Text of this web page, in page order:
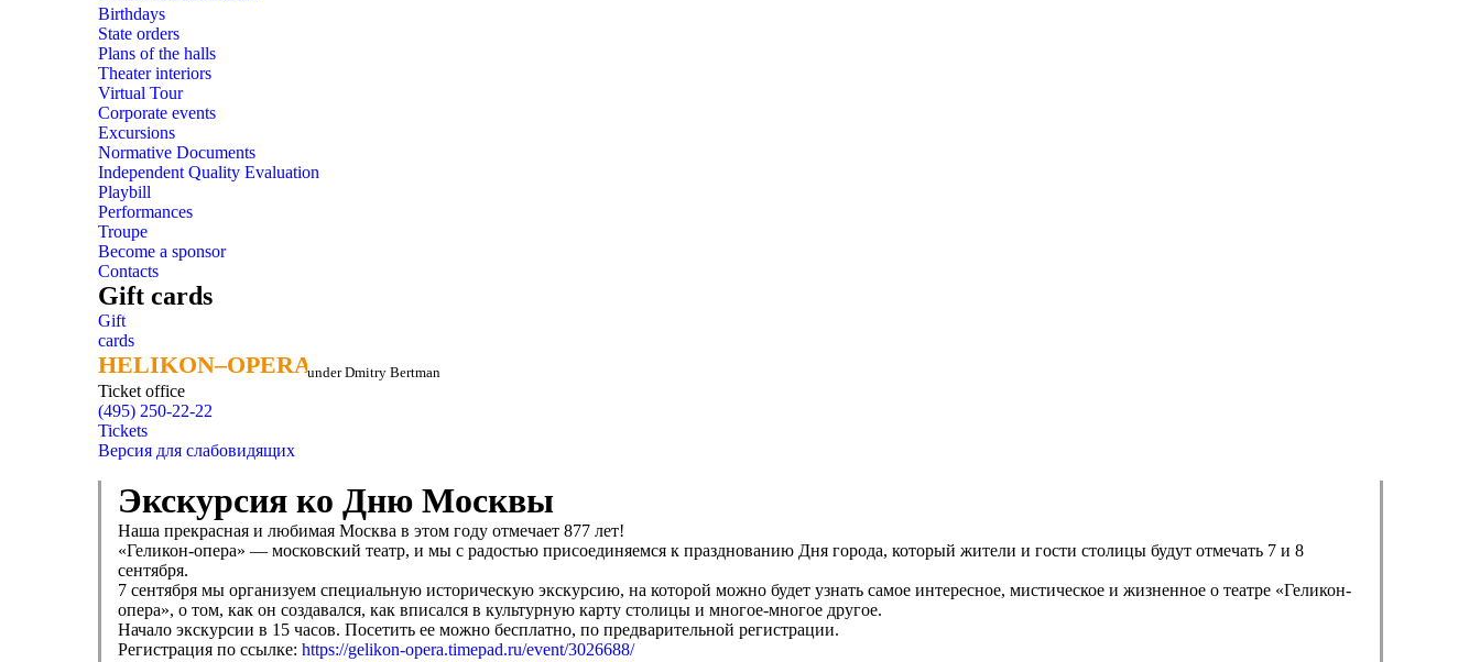
Birthdays
State orders
Plans of the halls
Theater interiors
Virtual Tour
Corporate events
Excursions
Normative Documents
Independent Quality Evaluation
Playbill
Performances
Troupe
Become a sponsor
Contacts
Gift cards
Gift
cards
HELIKON–OPERA
HELIKON–OPERAunder Dmitry Bertman
Ticket office
(495) 250-22-22
Tickets
Версия для слабовидящих
Экскурсия ко Дню Москвы
Наша прекрасная и любимая Москва в этом году отмечает 877 лет!
«Геликон-опера» — московский театр, и мы с радостью присоединяемся к празднованию Дня города, который жители и гости столицы будут отмечать 7 и 8
сентября.
7 сентября мы организуем специальную историческую экскурсию, на которой можно будет узнать самое интересное, мистическое и жизненное о театре «Геликон-
опера», о том, как он создавался, как вписался в культурную карту столицы и многое-многое другое.
Начало экскурсии в 15 часов. Посетить ее можно бесплатно, по предварительной регистрации.
Регистрация по ссылке: https://gelikon-opera.timepad.ru/event/3026688/